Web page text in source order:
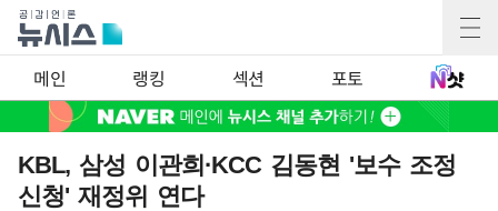
메인 랭킹 섹션 포토
KBL, 삼성 이관희·KCC 김동현 '보수 조정
신청' 재정위 연다